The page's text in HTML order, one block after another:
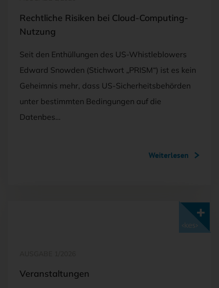
Rechtliche Risiken bei Cloud-Computing-
Nutzung
Seit den Enthüllungen des US-Whistleblowers
Edward Snowden (Stichwort „PRISM“) ist es kein
Geheimnis mehr, dass US-Sicherheitsbehörden
unter bestimmten Bedingungen auf die
Datenbes…
Weiterlesen
Veranstaltungen